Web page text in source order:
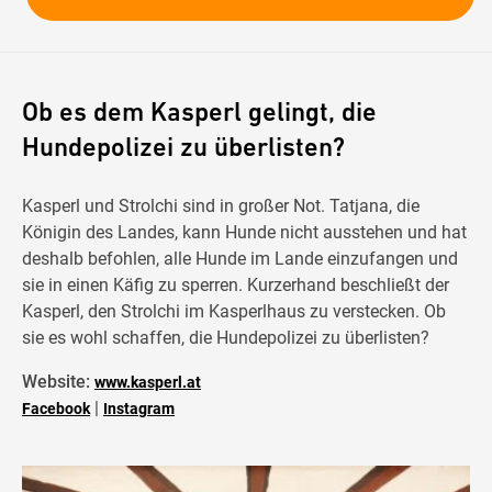
Ob es dem Kasperl gelingt, die
Hundepolizei zu überlisten?
Kasperl und Strolchi sind in großer Not. Tatjana, die
Königin des Landes, kann Hunde nicht ausstehen und hat
deshalb befohlen, alle Hunde im Lande einzufangen und
sie in einen Käfig zu sperren. Kurzerhand beschließt der
Kasperl, den Strolchi im Kasperlhaus zu verstecken. Ob
sie es wohl schaffen, die Hundepolizei zu überlisten?
Website: www.kasperl.at
Facebook| Instagram